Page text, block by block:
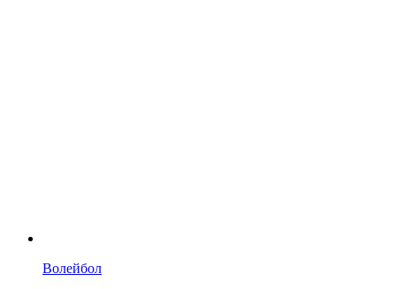
Волейбол